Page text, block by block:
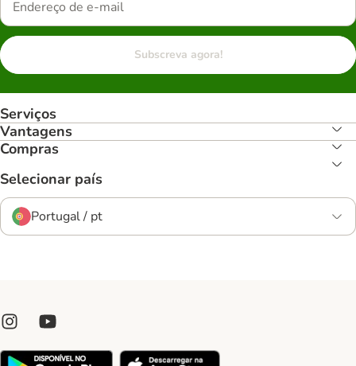
Subscreva agora!
Serviços
Vantagens
Compras
Selecionar país
Portugal / pt